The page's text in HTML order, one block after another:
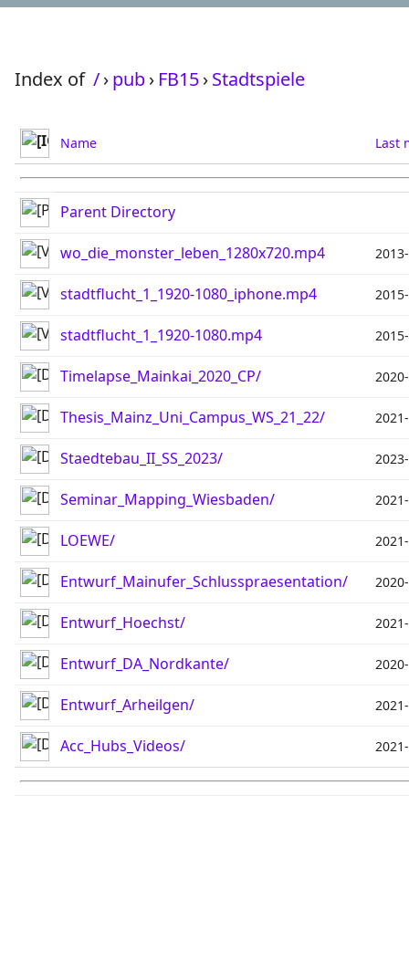
Index of /›pub› FB15›Stadtspiele
Name Last
Parent Directory
wo_die_monster_leben_1280x720.mp4
stadtflucht_1_1920-1080_iphone.mp4
stadtflucht_1_1920-1080.mp4
Timelapse_Mainkai_2020_CP/
Thesis_Mainz_Uni_Campus_WS_21_22/
Staedtebau_II_SS_2023/
Seminar_Mapping_Wiesbaden/
LOEWE/
Entwurf_Mainufer_Schlusspraesentation/
Entwurf_Hoechst/
Entwurf_DA_Nordkante/
Entwurf_Arheilgen/
Acc_Hubs_Videos/